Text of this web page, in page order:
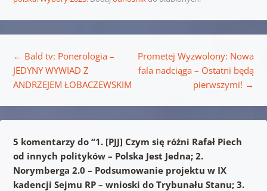
← Bald tv: Ponerologia –
JEDYNY WYWIAD Z
ANDRZEJEM ŁOBACZEWSKIM
Prometej Wyzwolony: Nowa
fala nadciąga – Ostatni będą
pierwszymi! →
5 komentarzy do “1. [PJJ] Czym się różni Rafał Piech
od innych polityków – Polska Jest Jedna; 2.
Norymberga 2.0 – Podsumowanie projektu w IX
kadencji Sejmu RP – wnioski do Trybunału Stanu; 3.